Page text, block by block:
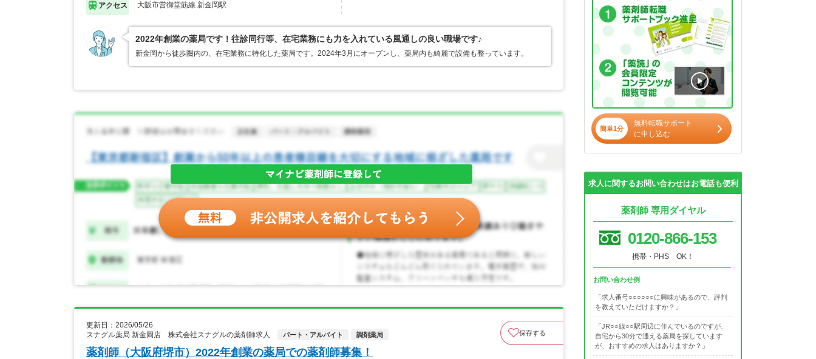
アクセス 大阪市営御堂筋線 新金岡駅
2022年創業の薬局です！往診同行等、在宅業務にも力を入れている風通しの良い職場です♪
新金岡から徒歩圏内の、在宅業務に特化した薬局です。2024年3月にオープンし、薬局内も綺麗で設備も整っています。
更新日：2026/05/26
スナグル薬局 新金岡店 株式会社スナグルの薬剤師求人
パート・アルバイト 調剤薬局 保存する
薬剤師（大阪府堺市）2022年創業の薬局での薬剤師募集！
簡単1分
無料転職サポート
に申し込む
求人に関するお問い合わせはお電話も便利
薬剤師 専用ダイヤル
0120-866-153
携帯・PHS OK！
お問い合わせ例
「求人番号○○○○○○に興味があるので、評判
を教えていただけますか？」
「JR○○線○○駅周辺に住んでいるのですが、
自宅から30分で通える薬局を探しています
が、おすすめの求人はありますか？」